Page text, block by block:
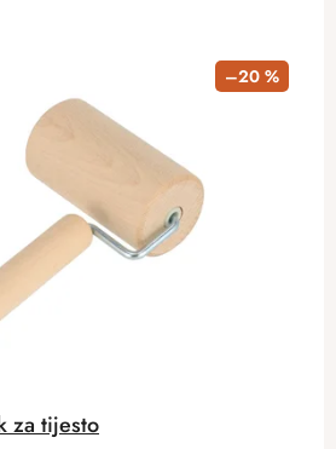
–20 %
za tijesto